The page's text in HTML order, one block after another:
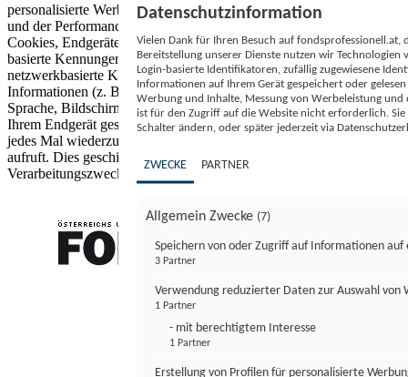
personalisierte Werbung und Inhalte, Messung von Werbeleistung
und der Performance von Inhalten sowie Zielgruppenforschung.
Cookies, Endgeräte- oder ähnliche Online-Kennungen (z. B. login-
basierte Kennungen, zufällig generierte Kennungen,
netzwerkbasierte Kennungen) können zusammen mit anderen
Informationen (z. B. Browsertyp und Browserinformationen,
Sprache, Bildschirmgröße, unterstützte Technologien usw.) auf
Ihrem Endgerät gespeichert oder von dort ausgelesen werden, um es
jedes Mal wiederzuerkennen, wenn es eine App oder einer Webseite
aufruft. Dies geschieht für einen oder mehrere der hier aufgeführten
Verarbeitungszwecke.
Datenschutzinformation
Vielen Dank für Ihren Besuch auf
Bereitstellung unserer Dienste nutzen wir Technologien
Login-basierte Identifikatoren, zufällig zugewiesene
Informationen auf Ihrem Gerät gespeichert oder
Werbung und Inhalte, Messung von Werbeleistung
ist für den Zugriff auf die Website nicht erforderlich.
Schalter ändern, oder später jederzeit via
ZWECKE PARTNER
Allgemein Zwecke (7)
Speichern von oder Zugriff auf Informationen auf
3 Partner
Verwendung reduzierter Daten zur Auswahl von
1 Partner
- mit berechtigtem Interesse
1 Partner
Erstellung von Profilen für personalisierte
FONDS professionell